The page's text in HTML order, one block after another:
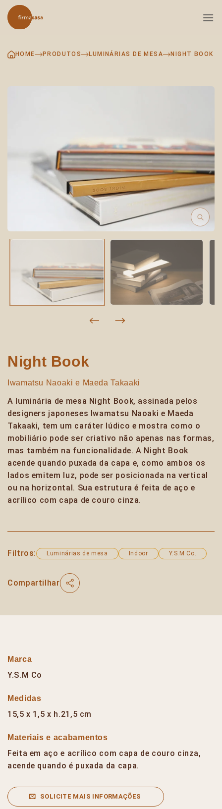
Skip
to
content
HOME PRODUTOS LUMINÁRIAS DE MESA NIGHT BOOK
Night Book
Iwamatsu Naoaki e Maeda Takaaki
A luminária de mesa Night Book, assinada pelos
designers japoneses Iwamatsu Naoaki e Maeda
Takaaki, tem um caráter lúdico e mostra como o
mobiliário pode ser criativo não apenas nas formas,
mas também na funcionalidade. A Night Book
acende quando puxada da capa e, como ambos os
lados emitem luz, pode ser posicionada na vertical
ou na horizontal. Sua estrutura é feita de aço e
acrílico com capa de couro cinza.
Filtros: Luminárias de mesa Indoor Y.S.M Co.
Compartilhar
Marca
Y.S.M Co
Medidas
15,5 x 1,5 x h.21,5 cm
Materiais e acabamentos
Feita em aço e acrílico com capa de couro cinza,
acende quando é puxada da capa.
SOLICITE MAIS INFORMAÇÕES